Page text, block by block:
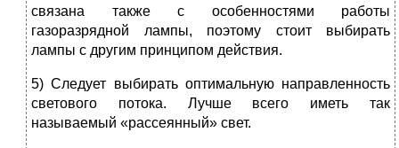
связана также с особенностями работы
газоразрядной лампы, поэтому стоит выбирать
лампы с другим принципом действия.
5) Следует выбирать оптимальную направленность
светового потока. Лучше всего иметь так
называемый «рассеянный» свет.